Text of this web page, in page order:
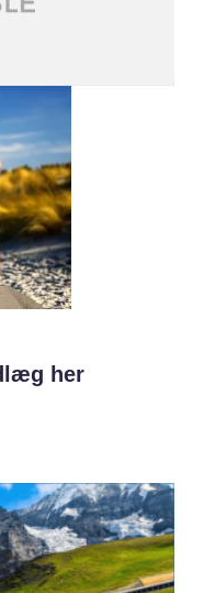
her